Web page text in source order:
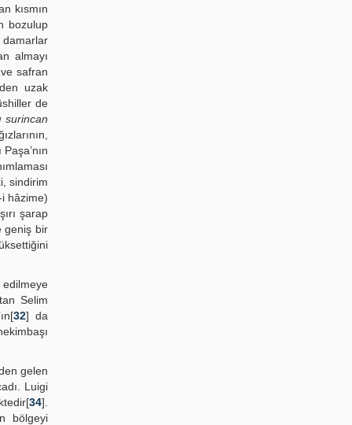
kısmın
bozulup
damarlar
almayı
safran
uzak
de
surincan
Paşa’nın
sindirim
i hâzime)
şarap
geniş bir
Selim
32] da
gelen
Luigi
34].
bölgeyi